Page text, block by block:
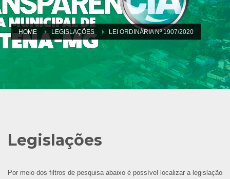
HOME LEGISLAÇÕES LEI ORDINÁRIA Nº 1907/2020
Legislações
Por meio dos filtros de pesquisa abaixo é possível localizar a legislação